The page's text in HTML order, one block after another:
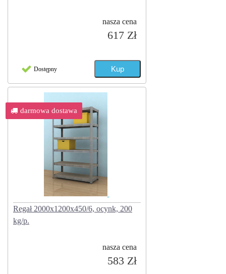
nasza cena
617 Zł
Dostępny
Regał 2000x1200x450/6, ocynk, 200
kg/p.
nasza cena
583 Zł
darmowa dostawa